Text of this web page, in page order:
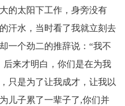
的太阳下工作，身旁没有
汗水，当时看了我就立刻去
一个劲二的推辞说：“我不
后来才明白，你们是在为我
只是为了让我成才，让我以
儿子累了一辈子了,你们并